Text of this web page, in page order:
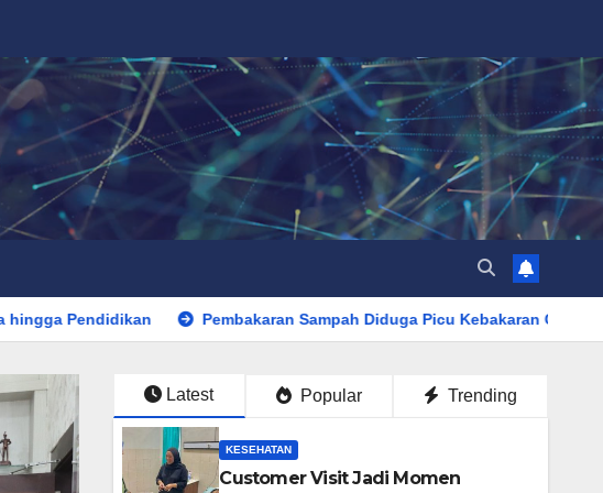
Pembakaran Sampah Diduga Picu Kebakaran Gudang Furniture di
Latest Popular Trending
KESEHATAN
Customer Visit Jadi Momen